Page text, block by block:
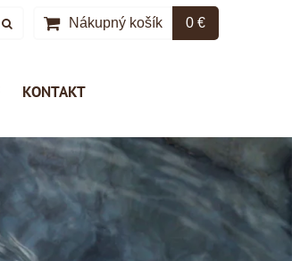
Nákupný košík 0 €
KONTAKT